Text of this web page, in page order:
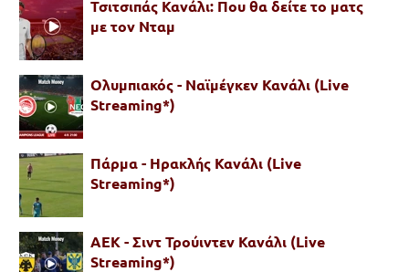
Τσιτσιπάς Κανάλι: Που θα δείτε το ματς
με τον Νταμ
Ολυμπιακός - Ναϊμέγκεν Κανάλι (Live
Streaming*)
Πάρμα - Ηρακλής Κανάλι (Live
Streaming*)
ΑΕΚ - Σιντ Τρούιντεν Κανάλι (Live
Streaming*)